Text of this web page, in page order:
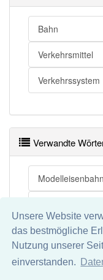
Unsere Website
das bestmögliche
Nutzung unserer
einverstanden.
Bahn
Verkehrsmittel
Verkehrssystem
Verwandte
Modelleisenbahn
Kindereisenbahn